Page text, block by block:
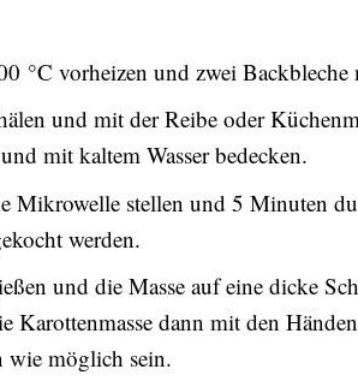
°C vorheizen und zwei Backbleche
und mit der Reibe oder
mit kaltem Wasser bedecken.
Mikrowelle stellen und 5 Minuten
werden.
und die Masse auf eine dicke
Karottenmasse dann mit den
wie möglich sein.